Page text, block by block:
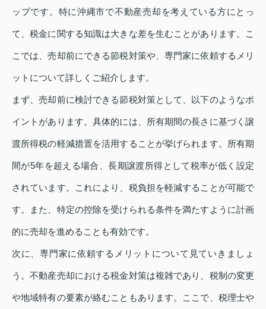
ップです。特に沖縄市で不動産売却を考えている方にとっ
て、税金に関する知識は大きな差を生むことがあります。こ
こでは、売却前にできる節税対策や、専門家に依頼するメリ
ットについて詳しくご紹介します。
まず、売却前に検討できる節税対策として、以下のようなポ
イントがあります。具体的には、所有期間の長さに基づく譲
渡所得税の軽減措置を活用することが挙げられます。所有期
間が5年を超える場合、長期譲渡所得として税率が低く設定
されています。これにより、税負担を軽減することが可能で
す。また、特定の控除を受けられる条件を満たすように計画
的に売却を進めることも有効です。
次に、専門家に依頼するメリットについて見ていきましょ
う。不動産売却における税金対策は複雑であり、税制の変更
や地域特有の要素が絡むこともあります。ここで、税理士や